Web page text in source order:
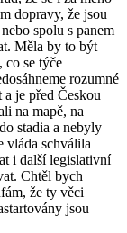
dopravy, že jsou
spolu s panem
Měla by to být
se týče
rozumné
je před Českou
na mapě, na
stadia a nebyly
vláda schválila
i další legislativní
Chtěl bych
že ty věci
jsou